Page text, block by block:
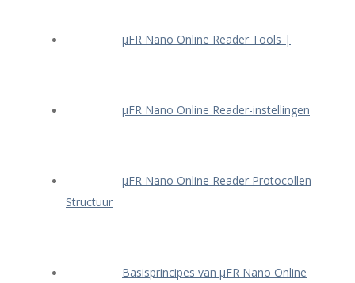
μFR Nano Online Reader Tools |
μFR Nano Online Reader-instellingen
μFR Nano Online Reader Protocollen
Structuur
Basisprincipes van μFR Nano Online